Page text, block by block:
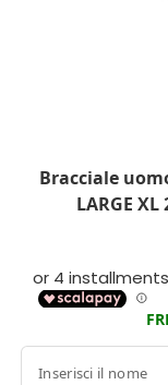
Bracciale
LARGE
Inserisci il nome